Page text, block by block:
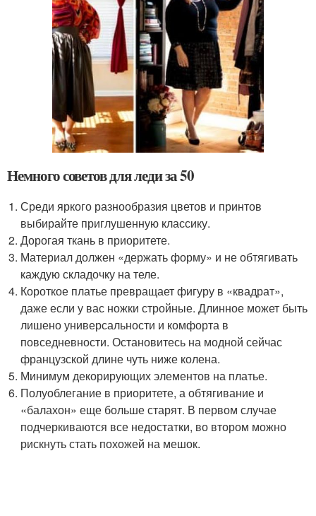
Немного советов для леди за 50
Среди яркого разнообразия цветов и принтов
выбирайте приглушенную классику.
Дорогая ткань в приоритете.
Материал должен «держать форму» и не обтягивать
каждую складочку на теле.
Короткое платье превращает фигуру в «квадрат»,
даже если у вас ножки стройные. Длинное может быть
лишено универсальности и комфорта в
повседневности. Остановитесь на модной сейчас
французской длине чуть ниже колена.
Минимум декорирующих элементов на платье.
Полуоблегание в приоритете, а обтягивание и
«балахон» еще больше старят. В первом случае
подчеркиваются все недостатки, во втором можно
рискнуть стать похожей на мешок.